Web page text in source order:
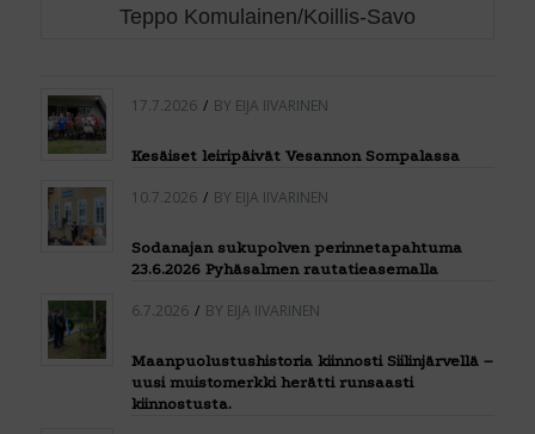
Teppo Komulainen/Koillis-Savo
17.7.2026 / BY EIJA IIVARINEN
Kesäiset leiripäivät Vesannon Sompalassa
10.7.2026 / BY EIJA IIVARINEN
Sodanajan sukupolven perinnetapahtuma
23.6.2026 Pyhäsalmen rautatieasemalla
6.7.2026 / BY EIJA IIVARINEN
Maanpuolustushistoria kiinnosti Siilinjärvellä –
uusi muistomerkki herätti runsaasti
kiinnostusta.